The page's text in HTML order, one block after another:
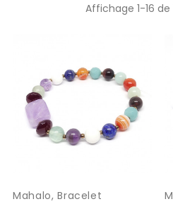
Affichage 1-16
Mahalo, Bracelet